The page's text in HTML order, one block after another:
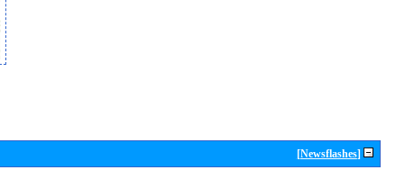
[Newsflashes]